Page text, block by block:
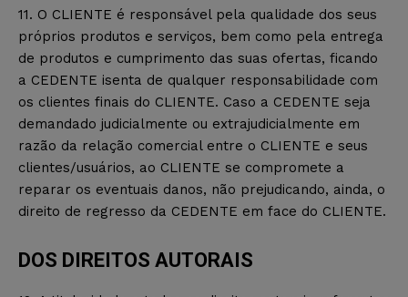
11. O CLIENTE é responsável pela qualidade dos seus
próprios produtos e serviços, bem como pela entrega
de produtos e cumprimento das suas ofertas, ficando
a CEDENTE isenta de qualquer responsabilidade com
os clientes finais do CLIENTE. Caso a CEDENTE seja
demandado judicialmente ou extrajudicialmente em
razão da relação comercial entre o CLIENTE e seus
clientes/usuários, ao CLIENTE se compromete a
reparar os eventuais danos, não prejudicando, ainda, o
direito de regresso da CEDENTE em face do CLIENTE.
DOS DIREITOS AUTORAIS